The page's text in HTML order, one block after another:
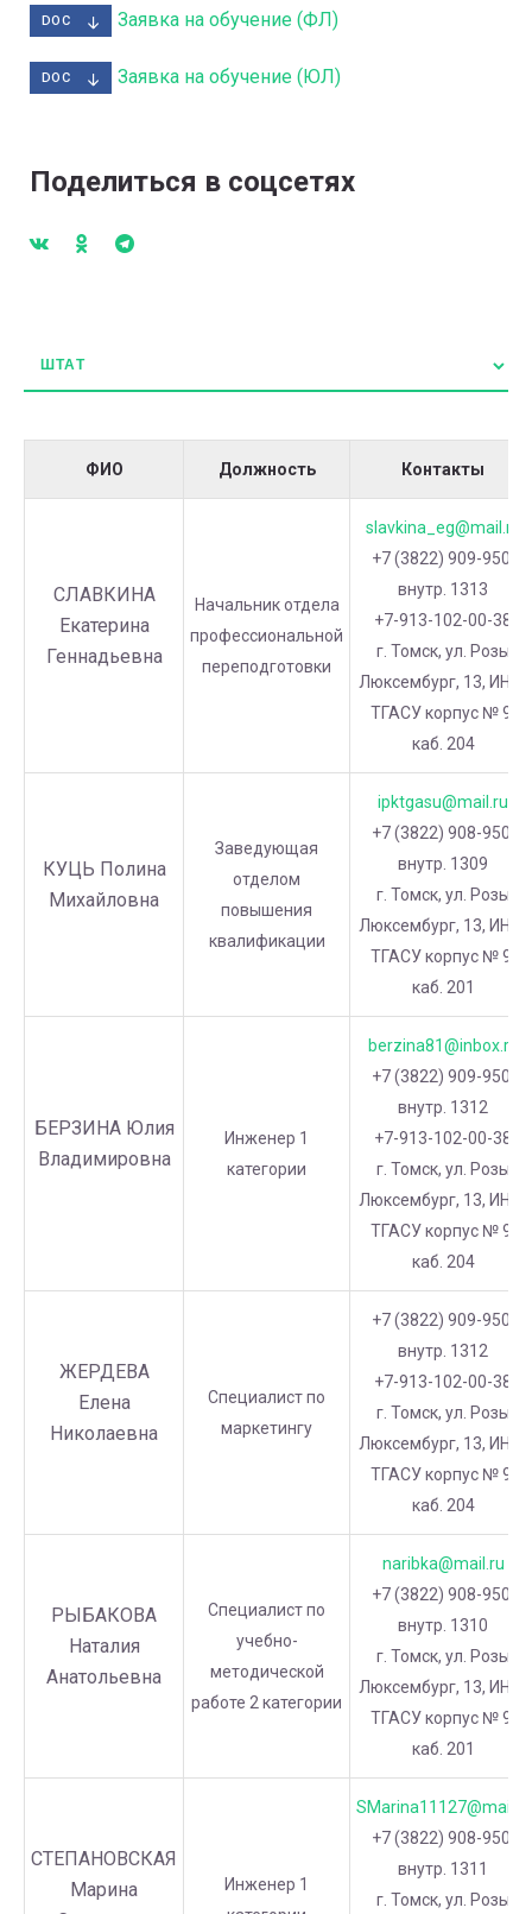
DOC Заявка на обучение (ФЛ)
DOC Заявка на обучение (ЮЛ)
Поделиться в соцсетях
ФИО Должность Контакты
СЛАВКИНА
Екатерина
Геннадьевна
Начальник отдела
профессиональной
переподготовки
slavkina_eg@mail.ru
+7 (3822) 909-950,
внутр. 1313
+7-913-102-00-38
г. Томск, ул. Розы
Люксембург, 13, ИНО-
ТГАСУ корпус № 9,
каб. 204
КУЦЬ Полина
Михайловна
Заведующая
отделом
повышения
квалификации
ipktgasu@mail.ru
+7 (3822) 908-950,
внутр. 1309
г. Томск, ул. Розы
Люксембург, 13, ИНО-
ТГАСУ корпус № 9,
каб. 201
БЕРЗИНА Юлия
Владимировна
Инженер 1
категории
berzina81@inbox.ru
+7 (3822) 909-950,
внутр. 1312
+7-913-102-00-38
г. Томск, ул. Розы
Люксембург, 13, ИНО-
ТГАСУ корпус № 9,
каб. 204
ЖЕРДЕВА
Елена
Николаевна
Специалист по
маркетингу
+7 (3822) 909-950,
внутр. 1312
+7-913-102-00-38
г. Томск, ул. Розы
Люксембург, 13, ИНО-
ТГАСУ корпус № 9,
каб. 204
РЫБАКОВА
Наталия
Анатольевна
Специалист по
учебно-
методической
работе 2 категории
naribka@mail.ru
+7 (3822) 908-950,
внутр. 1310
г. Томск, ул. Розы
Люксембург, 13, ИНО-
ТГАСУ корпус № 9,
каб. 201
СТЕПАНОВСКАЯ
Марина
Инженер 1
SMarina11127@mai.ru
+7 (3822) 908-950,
внутр. 1311
г. Томск, ул. Розы